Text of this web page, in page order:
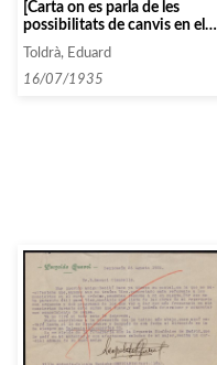
[Carta on es parla de les
possibilitats de canvis en el
programa pel concert que han
de donar, amb noves
propostes]
Toldrà, Eduard
16/07/1935